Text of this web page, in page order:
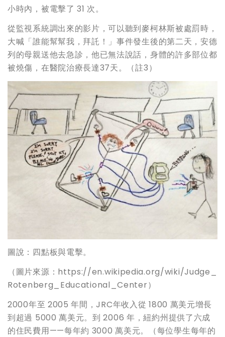
小時內，被電擊了 31 次。
從監視系統調出來的影片，可以聽到麥柯林斯被處罰時，
大喊「誰能幫幫我，拜託！」事件發生後的第二天，安德
列的母親送他去急診，他已無法說話，身體的許多部位都
被燒傷，在醫院治療長達37天。（註3）
圖說：四點板與電擊。
（圖片來源：https://en.wikipedia.org/wiki/Judge_
Rotenberg_Educational_Center）
2000年至 2005 年間，JRC年收入從 1800 萬美元增長
到超過 5000 萬美元。到 2006 年，紐約州提供了六成
的住民費用——每年約 3000 萬美元。（每位學生每年的